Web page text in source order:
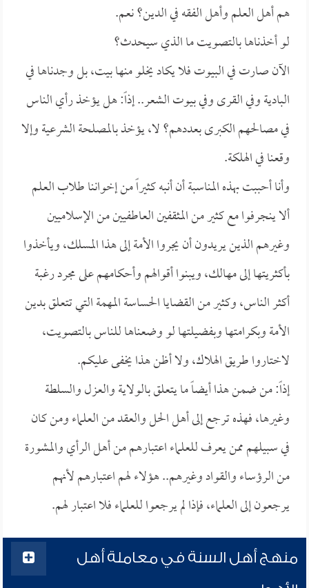
هم أهل العلم وأهل الفقه في الدين؟ نعم.
لو أخذناها بالتصويت ما الذي سيحدث؟
الآن صارت في البيوت فلا يكاد يخلو منها بيت، بل وجدناها في
البادية وفي القرى وفي بيوت الشعر.. إذاً: هل يؤخذ رأي الناس
في مصالحهم الكبرى بعددهم؟ لا، يؤخذ بالمصلحة الشرعية وإلا
وقعنا في الهلكة.
وأنا أحببت بهذه المناسبة أن أنبه كثيراً من إخواننا طلاب العلم
ألا ينجرفوا مع كثير من المثقفين العاطفيين من الإسلاميين
وغيرهم الذين يريدون أن يجروا الأمة إلى هذا المسلك، ويأخذوا
بأكثريتها إلى مهالك، ويبنوا أقوالهم وأحكامهم على مجرد رغبة
أكثر الناس، وكثير من القضايا الحساسة المهمة التي تتعلق بدين
الأمة وبكرامتها وبفضيلتها لو وضعناها للناس بالتصويت،
لاختاروا طريق الهلاك، ولا أظن هذا يخفى عليكم.
إذاً: من ضمن هذا أيضاً ما يتعلق بالولاية والعزل والسلطة
وغيرها، فهذه ترجع إلى أهل الحل والعقد من العلماء ومن كان
في سبيلهم ممن يعرف للعلماء اعتبارهم من أهل الرأي والمشورة
من الرؤساء والقواد وغيرهم.. هؤلاء لهم اعتبارهم لأنهم
يرجعون إلى العلماء، فإذا لم يرجعوا للعلماء فلا اعتبار لهم.
منهج أهل السنة في معاملة أهل